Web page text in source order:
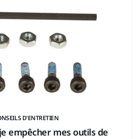
D'ENTRETIEN
empêcher mes outils de